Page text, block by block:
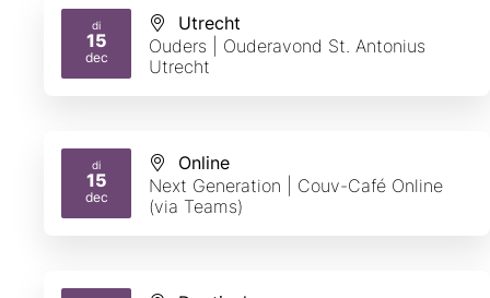
di
15
dec
2026
Utrecht
Ouders | Ouderavond St. Antonius
Utrecht
di
15
dec
2026
Online
Next Generation | Couv-Café Online
(via Teams)